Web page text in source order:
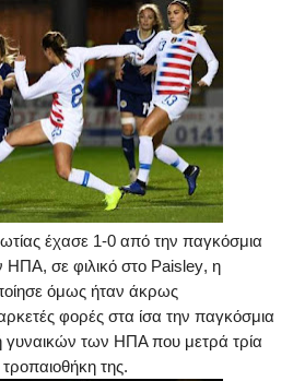
έχασε 1-0 από την παγκόσμια
σε φιλικό στο Paisley, η
όμως ήταν άκρως
φορές στα ίσα την παγκόσμια
γυναικών των ΗΠΑ που μετρά τρία
της.